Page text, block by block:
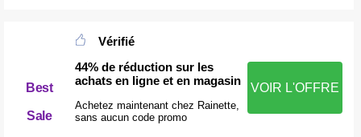
Best
Sale
Vérifié
44% de réduction sur les
achats en ligne et en magasin
Achetez maintenant chez Rainette,
sans aucun code promo
VOIR L'OFFRE